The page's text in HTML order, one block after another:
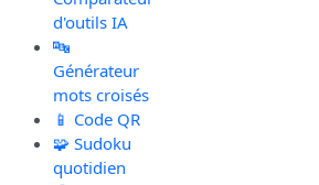
d'outils IA
🔤
Générateur
mots croisés
📱 Code QR
🧩 Sudoku
quotidien